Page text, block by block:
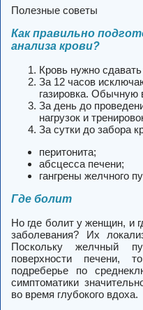
Полезные советы
Как правильно
анализа крови?
Кровь нужно
За 12 часов
газировка. Обычную
За день до
нагрузок и
За сутки до забора
перитонита;
абсцесса печени;
гангрены желчного
Где болит
Но где болит у женщин, и
заболевания? Их
Поскольку желчный
поверхности печени,
подреберье по
симптоматики
во время глубокого вдоха.